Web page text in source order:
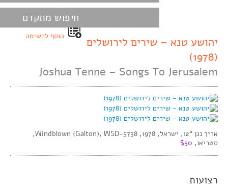
חיפוש מתקדם
הוסף לרשימה
יהושע טנא – שירים לירושלים
(1978)
Joshua Tenne – Songs To Jerusalem
אריך נגן “12, ישראל, 1978, Windblown (Galton), WSD-5738,
סטריאו, $50
רצועות